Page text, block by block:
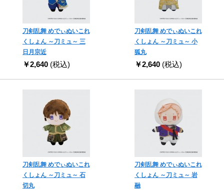
刀剣乱舞 めでぃぬいこれ
くしょん ～刀ミュ～ 三
日月宗近
￥2,640 (税込)
刀剣乱舞 めでぃぬいこれ
くしょん ～刀ミュ～ 小
狐丸
￥2,640 (税込)
刀剣乱舞 めでぃぬいこれ
くしょん ～刀ミュ～ 石
切丸
刀剣乱舞 めでぃぬいこれ
くしょん ～刀ミュ～ 岩
融